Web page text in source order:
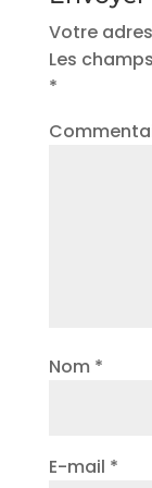
Votre
Les
*
Nom *
E-mail *